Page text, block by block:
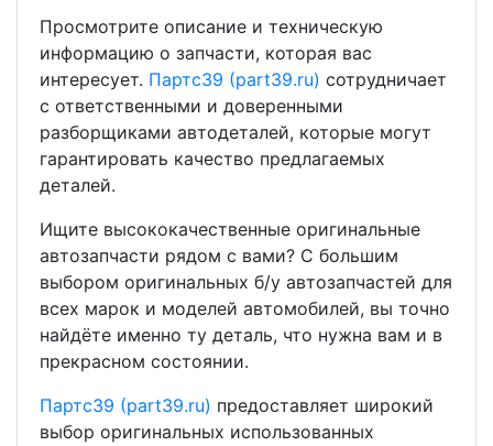
Просмотрите описание и техническую
информацию о запчасти, которая вас
интересует. Партс39 (part39.ru) сотрудничает
с ответственными и доверенными
разборщиками автодеталей, которые могут
гарантировать качество предлагаемых
деталей.
Ищите высококачественные оригинальные
автозапчасти рядом с вами? С большим
выбором оригинальных б/у автозапчастей для
всех марок и моделей автомобилей, вы точно
найдёте именно ту деталь, что нужна вам и в
прекрасном состоянии.
Партс39 (part39.ru) предоставляет широкий
выбор оригинальных использованных